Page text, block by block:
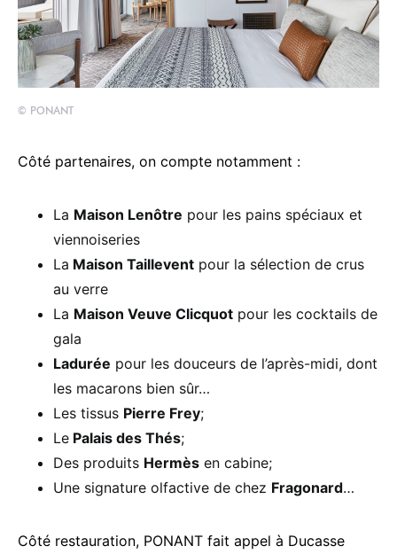
© PONANT
Côté partenaires, on compte notamment :
La Maison Lenôtre pour les pains spéciaux et
viennoiseries
La Maison Taillevent pour la sélection de crus
au verre
La Maison Veuve Clicquot pour les cocktails de
gala
Ladurée pour les douceurs de l’après-midi, dont
les macarons bien sûr…
Les tissus Pierre Frey;
Le Palais des Thés;
Des produits Hermès en cabine;
Une signature olfactive de chez Fragonard…
Côté restauration, PONANT fait appel à Ducasse